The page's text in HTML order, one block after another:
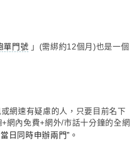
單門號 」 (需綁約12個月)也是一個
網速有疑慮的人 ，只要目前名下
網內免費+網外/市話十分鐘的全網
當日同時申辦兩門” 。